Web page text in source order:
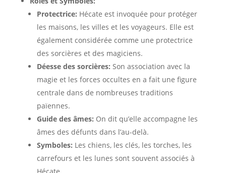
Protectrice: Hécate est invoquée pour protéger
les maisons, les villes et les voyageurs. Elle est
également considérée comme une protectrice
des sorcières et des magiciens.
Déesse des sorcières: Son association avec la
magie et les forces occultes en a fait une figure
centrale dans de nombreuses traditions
païennes.
Guide des âmes: On dit qu’elle accompagne les
âmes des défunts dans l’au-delà.
Symboles: Les chiens, les clés, les torches, les
carrefours et les lunes sont souvent associés à